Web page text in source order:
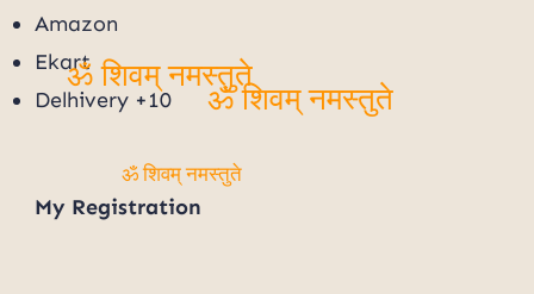
Amazon
Ekart
Delhivery +10
My Registration
ॐ शिवम् नमस्तुते
ॐ शिवम् नमस्तुते
ॐ शिवम् नमस्तुते